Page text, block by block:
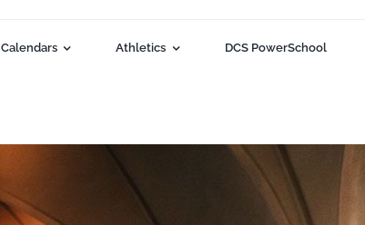
Calendars Athletics DCS PowerSchool